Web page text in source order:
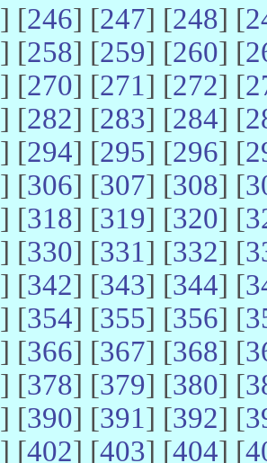
] [246] [247] [248] [
] [258] [259] [260] [
] [270] [271] [272] [
] [282] [283] [284] [
] [294] [295] [296] [
] [306] [307] [308] [
] [318] [319] [320] [
] [330] [331] [332] [
] [342] [343] [344] [
] [354] [355] [356] [
] [366] [367] [368] [
] [378] [379] [380] [
] [390] [391] [392] [
] [402] [403] [404] [